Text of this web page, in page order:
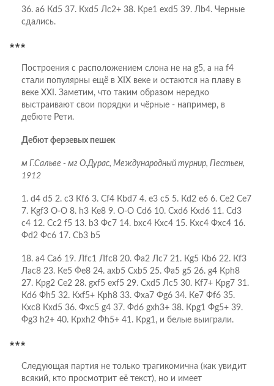
36. a6 Кd5 37. Кxd5 Лc2+ 38. Крe1 exd5 39. Лb4. Черные
сдались.
***
Построения с расположением слона не на g5, а на f4
стали популярны ещё в XIX веке и остаются на плаву в
веке XXI. Заметим, что таким образом нередко
выстраивают свои порядки и чёрные - например, в
дебюте Рети.
Дебют ферзевых пешек
м Г.Сальве - мг О.Дурас, Международный турнир, Пестьен,
1912
1. d4 d5 2. c3 Кf6 3. Сf4 Кbd7 4. e3 c5 5. Кd2 e6 6. Сe2 Сe7
7. Кgf3 O-O 8. h3 Кe8 9. O-O Сd6 10. Сxd6 Кxd6 11. Сd3
c4 12. Сc2 f5 13. b3 Фc7 14. bxc4 Кxc4 15. Кxc4 Фxc4 16.
Фd2 Фc6 17. Сb3 b5
18. a4 Сa6 19. Лfc1 Лfc8 20. Фa2 Лc7 21. Кg5 Кb6 22. Кf3
Лac8 23. Кe5 Фe8 24. axb5 Сxb5 25. Фa5 g5 26. g4 Крh8
27. Крg2 Сe2 28. gxf5 exf5 29. Сxd5 Лc5 30. Кf7+ Крg7 31.
Кd6 Фh5 32. Кxf5+ Крh8 33. Фxa7 Фg6 34. Кe7 Фf6 35.
Кxc8 Кxd5 36. Фxc5 g4 37. Фd6 gxh3+ 38. Крg1 Фg5+ 39.
Фg3 h2+ 40. Крxh2 Фh5+ 41. Крg1, и белые выиграли.
***
Следующая партия не только трагикомична (как увидит
всякий, кто просмотрит её текст), но и имеет